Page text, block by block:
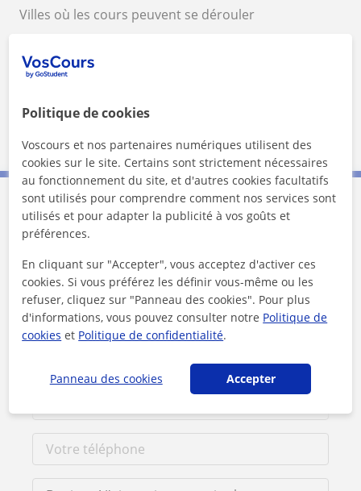
Villes où les cours peuvent se dérouler
Schaarbeek
Koekelberg
Ixelles
Contactez Pascal
Tarif horaire 21€/h
1er cours offert
Politique de cookies
Voscours et nos partenaires numériques utilisent des
cookies sur le site. Certains sont strictement nécessaires
au fonctionnement du site, et d'autres cookies facultatifs
sont utilisés pour comprendre comment nos services sont
utilisés et pour adapter la publicité à vos goûts et
préférences.
En cliquant sur "Accepter", vous acceptez d'activer ces
cookies. Si vous préférez les définir vous-même ou les
refuser, cliquez sur "Panneau des cookies". Pour plus
d'informations, vous pouvez consulter notre Politique de
cookies et Politique de confidentialité.
Panneau des cookies Accepter